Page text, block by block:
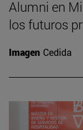
Alumni en
los futuros
Imagen Cedida